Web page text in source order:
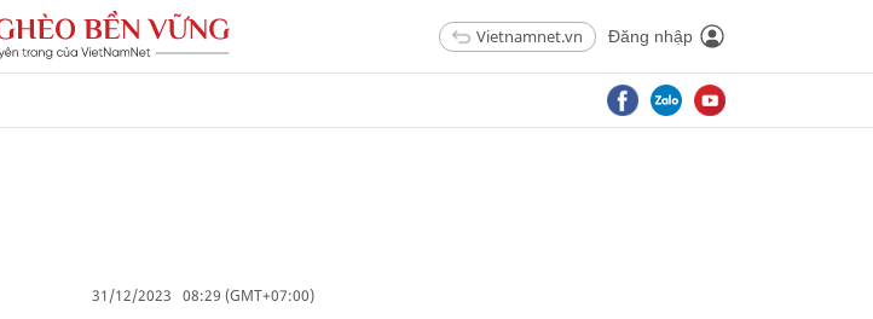
Vietnamnet.vn Đăng nhập
31/12/2023 08:29 (GMT+07:00)